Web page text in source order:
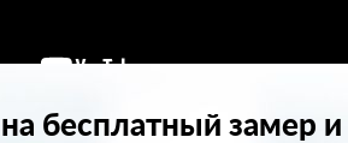
бесплатный замер и